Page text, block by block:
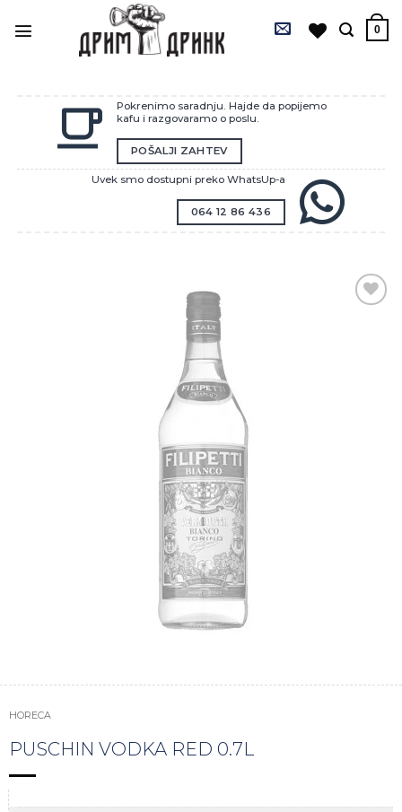
0
Pokrenimo saradnju. Hajde da popijemo
kafu i razgovaramo o poslu.
POŠALJI ZAHTEV
Uvek smo dostupni preko WhatsUp-a
064 12 86 436
HORECA
PUSCHIN VODKA RED 0.7L